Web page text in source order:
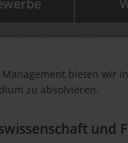
bieten wir
zu absolvieren.
und